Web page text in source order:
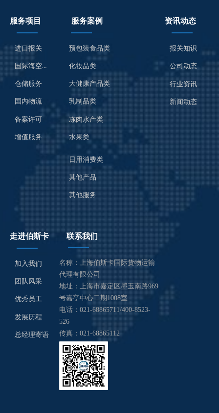
联系我们
名称：上海伯斯卡国际货物运输
代理有限公司
地址：上海市嘉定区墨玉南路969
号嘉亭中心二期1008室
电话：021-68865711/400-8523-
526
传真：021-68865112
邮箱：Basca_customs@basca.cn
服务项目
进口报关
国际海空运服务
仓储服务
国内物流
备案许可
增值服务
服务案例
预包装食品类
化妆品类
大健康产品类
乳制品类
冻肉水产类
水果类
日用消费类
其他产品
其他服务
资讯动态
报关知识
公司动态
行业资讯
新闻动态
走进伯斯卡
加入我们
团队风采
优秀员工
发展历程
总经理寄语